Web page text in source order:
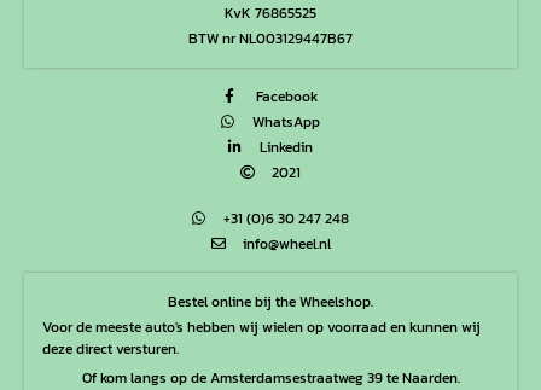
KvK 76865525
BTW nr NL003129447B67
Facebook
WhatsApp
Linkedin
2021
+31 (0)6 30 247 248
info@wheel.nl
Bestel online bij the Wheelshop.
Voor de meeste auto's hebben wij wielen op voorraad en kunnen wij
deze direct versturen.
Of kom langs op de Amsterdamsestraatweg 39 te Naarden.